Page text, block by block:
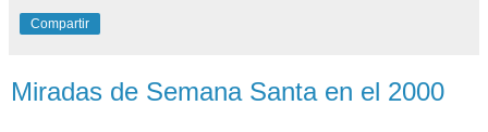
Compartir
Miradas de Semana Santa en el 2000